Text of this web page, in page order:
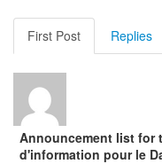
First Post Replies
Announcement list for
d'information pour le